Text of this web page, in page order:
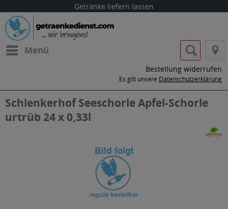
Getränke liefern lassen
Menü
Bestellung widerrufen
Es gilt unsere Datenschutzerklärung
Schlenkerhof Seeschorle Apfel-Schorle
urtrüb 24 x 0,33l